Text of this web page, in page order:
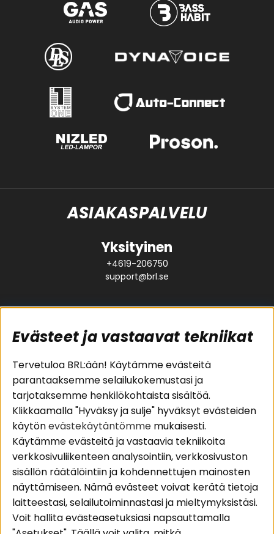
ASIAKASPALVELU
Yksityinen
+4619-206750
support@brl.se
Suositut sivut
Pakettiratkaisut
Autostereot
Kaiuttimet
Päätevahvistimet
Lisätarvikkeet
Kaapelit
Asiakaspalvelu
Evästeet
Huolto- ja
takuutiedot
Ostoehdot
Palautus
Tietosuojapolitiikka
Alueet
Autohifi
Seuraa meitä
Instagram
Evästeet ja vastaavat tekniikat
Tervetuloa BRL:ään! Käytämme evästeitä
parantaaksemme selailukokemustasi ja
tarjotaksemme henkilökohtaista sisältöä.
Klikkaamalla "Hyväksy ja sulje" hyväksyt evästeiden
käytönevästekäytäntömme mukaisesti.
Käytämme evästeitä ja vastaavia tekniikoita
verkkosivuliikenteen analysointiin, verkkosivuston
sisällön räätälöintiin ja kohdennettujen mainosten
näyttämiseen. Nämä evästeet voivat kerätä tietoja
laitteestasi, selailutoiminnastasi ja mieltymyksistäsi.
Voit hallita evästeasetuksiasi napsauttamalla